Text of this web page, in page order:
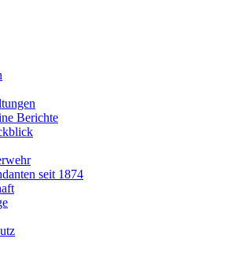
Berichte
seit 1874